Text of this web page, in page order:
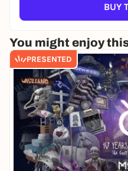
BUY
You might enjoy
PRESENTED